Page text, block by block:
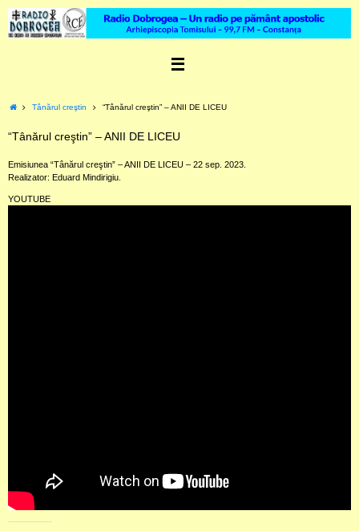
content
HomeTânărul creştin “Tânărul creştin” – ANII DE LICEU
“Tânărul creştin” – ANII DE LICEU
Emisiunea “Tânărul creştin” – ANII DE LICEU – 22 sep. 2023.
Realizator: Eduard Mindirigiu.
YOUTUBE